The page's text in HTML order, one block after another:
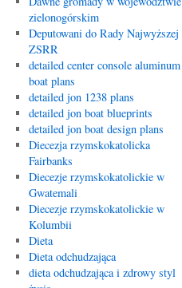
zielonogórskim
Deputowani do Rady Najwyższej
ZSRR
detailed center console aluminum
boat plans
detailed jon 1238 plans
detailed jon boat blueprints
detailed jon boat design plans
Diecezja rzymskokatolicka
Fairbanks
Diecezje rzymskokatolickie w
Gwatemali
Diecezje rzymskokatolickie w
Kolumbii
Dieta
Dieta odchudzająca
dieta odchudzająca i zdrowy styl